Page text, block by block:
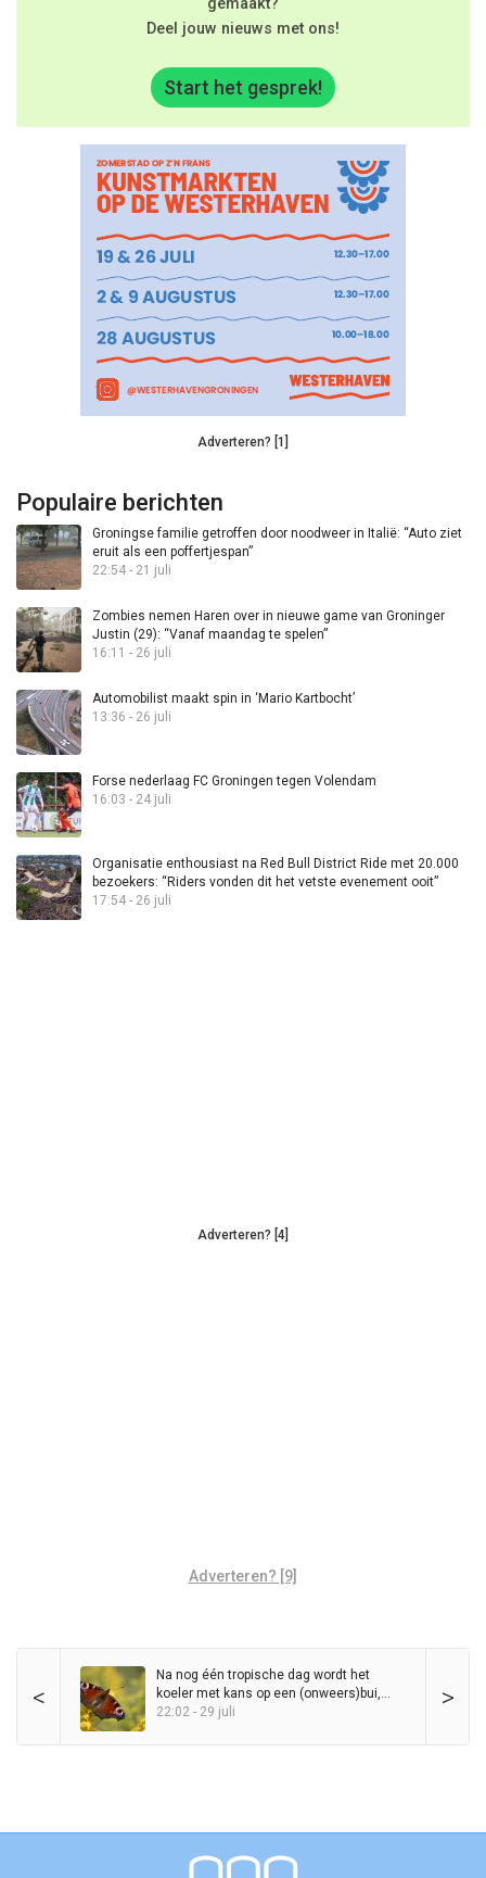
Deel jouw nieuws met ons!
Start het gesprek!
Adverteren? [1]
Populaire berichten
Groningse familie getroffen door noodweer in Italië: “Auto ziet
eruit als een poffertjespan”
22:54 - 21 juli
Zombies nemen Haren over in nieuwe game van Groninger
Justin (29): “Vanaf maandag te spelen”
16:11 - 26 juli
Automobilist maakt spin in ‘Mario Kartbocht’
13:36 - 26 juli
Forse nederlaag FC Groningen tegen Volendam
16:03 - 24 juli
Organisatie enthousiast na Red Bull District Ride met 20.000
bezoekers: “Riders vonden dit het vetste evenement ooit”
17:54 - 26 juli
Adverteren? [4]
Adverteren? [9]
< >
Na nog één tropische dag wordt het
koeler met kans op een (onweers)bui,
maar zomer blijft in het zadel
22:02 - 29 juli